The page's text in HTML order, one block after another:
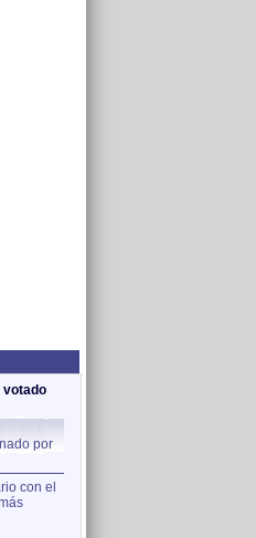
votado
por
con el